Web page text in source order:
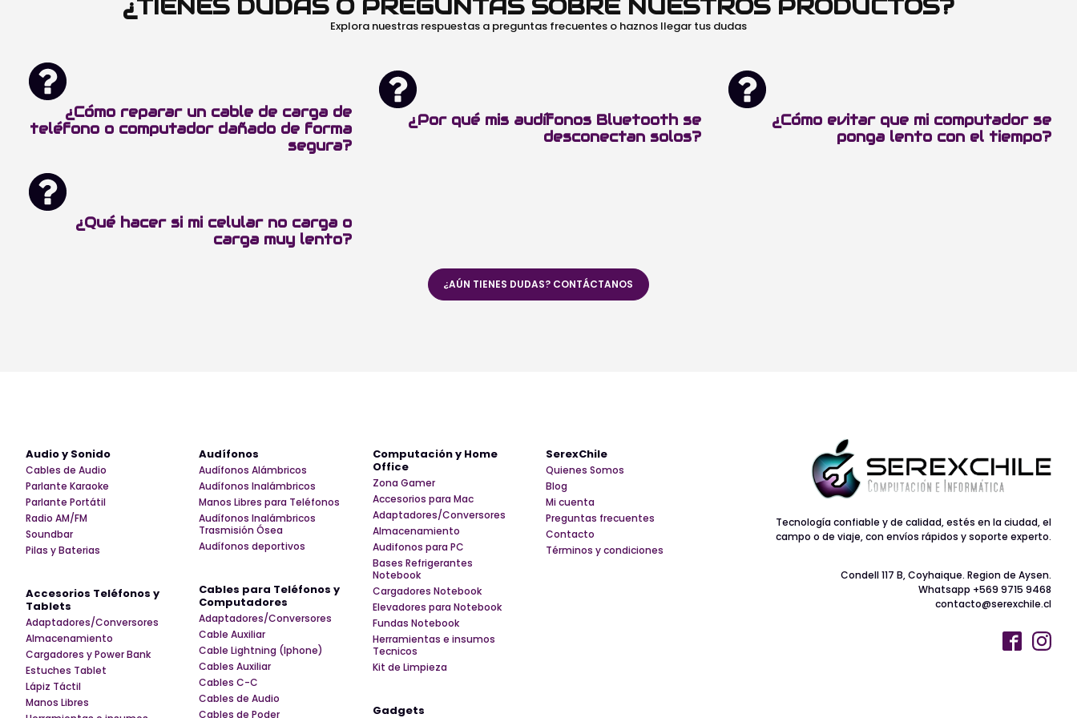
¿TIENES DUDAS O PREGUNTAS SOBRE NUESTROS PRODUCTOS?
Explora nuestras respuestas a preguntas frecuentes o haznos llegar tus dudas
¿Cómo reparar un cable de carga de
teléfono o computador dañado de forma
segura?
¿Por qué mis audífonos Bluetooth se
desconectan solos?
¿Cómo evitar que mi computador se
ponga lento con el tiempo?
¿Qué hacer si mi celular no carga o
carga muy lento?
¿AÚN TIENES DUDAS? CONTÁCTANOS
Audio y Sonido
Cables de Audio
Parlante Karaoke
Parlante Portátil
Radio AM/FM
Soundbar
Pilas y Baterias
Accesorios Teléfonos y
Tablets
Adaptadores/Conversores
Almacenamiento
Cargadores y Power Bank
Estuches Tablet
Lápiz Táctil
Manos Libres
Audífonos
Audífonos Alámbricos
Audífonos Inalámbricos
Manos Libres para Teléfonos
Audífonos Inalámbricos
Trasmisión Ósea
Audífonos deportivos
Cables para Teléfonos y
Computadores
Adaptadores/Conversores
Cable Auxiliar
Cable Lightning (Iphone)
Cables Auxiliar
Cables C-C
Cables de Audio
Cables de Poder
Computación y Home
Office
Zona Gamer
Accesorios para Mac
Adaptadores/Conversores
Almacenamiento
Audifonos para PC
Bases Refrigerantes
Notebook
Cargadores Notebook
Elevadores para Notebook
Fundas Notebook
Herramientas e insumos
Tecnicos
Kit de Limpieza
Gadgets
SerexChile
Quienes Somos
Blog
Mi cuenta
Preguntas frecuentes
Contacto
Términos y condiciones
Tecnología confiable y de calidad, estés en la ciudad, el
campo o de viaje, con envíos rápidos y soporte experto.
Condell 117 B, Coyhaique. Region de Aysen.
Whatsapp +569 9715 9468
contacto@serexchile.cl